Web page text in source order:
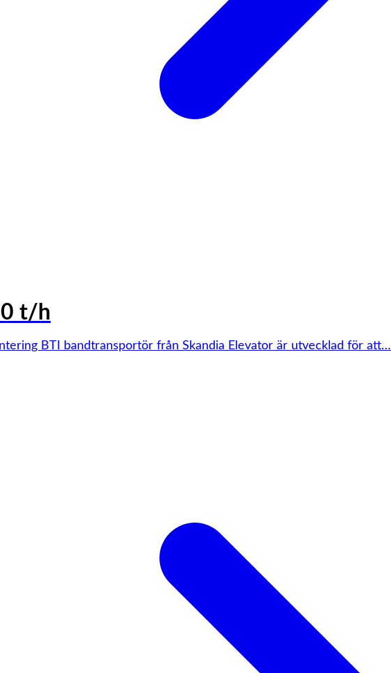
t/h
BTI bandtransportör från Skandia Elevator är utvecklad för att…